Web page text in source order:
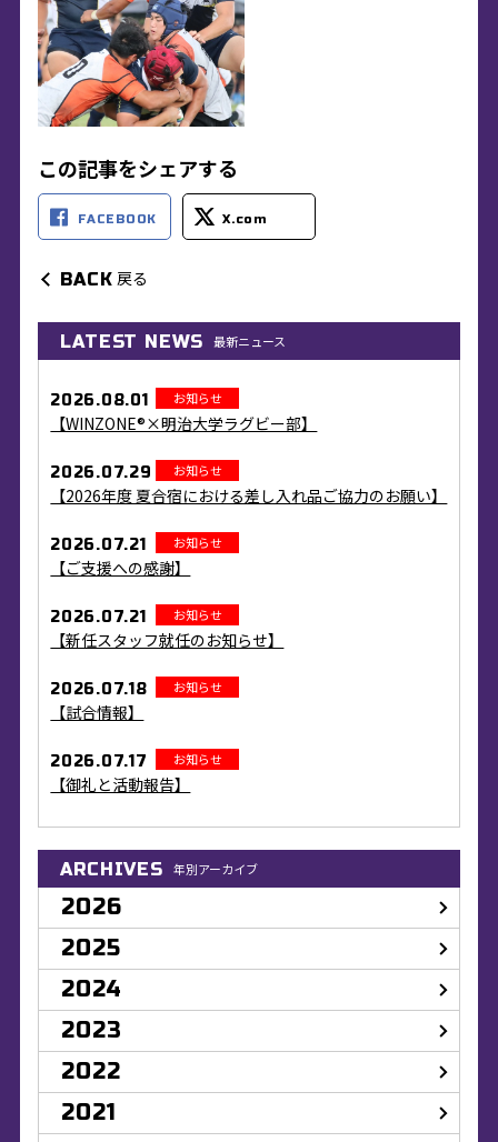
この記事をシェアする
FACEBOOK X.com
BACK 戻る
LATEST NEWS 最新ニュース
2026.08.01 お知らせ
【WINZONE®×明治大学ラグビー部】
2026.07.29 お知らせ
【2026年度 夏合宿における差し入れ品ご協力のお願い】
2026.07.21 お知らせ
【ご支援への感謝】
2026.07.21 お知らせ
【新任スタッフ就任のお知らせ】
2026.07.18 お知らせ
【試合情報】
2026.07.17 お知らせ
【御礼と活動報告】
ARCHIVES 年別アーカイブ
2026
2025
2024
2023
2022
2021